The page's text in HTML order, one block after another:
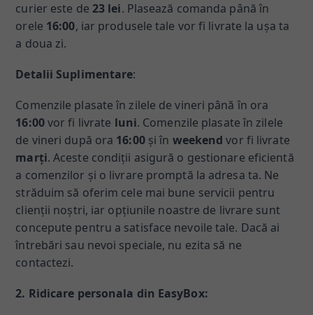
curier este de 23 lei. Plasează comanda până în
orele 16:00, iar produsele tale vor fi livrate la ușa ta
a doua zi.
Detalii Suplimentare:
Comenzile plasate în zilele de vineri până în ora
16:00vor fi livrate luni. Comenzile plasate în zilele
de vineri după ora 16:00și în weekend vor fi livrate
marți. Aceste condiții asigură o gestionare eficientă
a comenzilor și o livrare promptă la adresa ta. Ne
străduim să oferim cele mai bune servicii pentru
clienții noștri, iar opțiunile noastre de livrare sunt
concepute pentru a satisface nevoile tale. Dacă ai
întrebări sau nevoi speciale, nu ezita să ne
contactezi.
2. Ridicare personala din EasyBox: